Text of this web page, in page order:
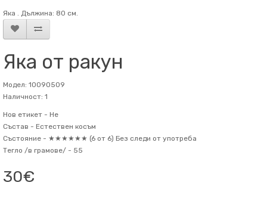
Яка . Дължина: 80 см.
Яка от ракун
Модел: 10090509
Наличност: 1
Нов етикет - Не
Състав - Естествен косъм
Състояние - ★★★★★★ (6 от 6) Без следи от употреба
Тегло /в грамове/ - 55
30€